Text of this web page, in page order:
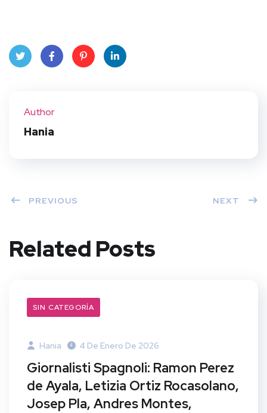
Author
Hania
PREVIOUS NEXT
Related Posts
SIN CATEGORÍA
Hania 4 De Enero De 2026
Giornalisti Spagnoli: Ramon Perez
de Ayala, Letizia Ortiz Rocasolano,
Josep Pla, Andres Montes,